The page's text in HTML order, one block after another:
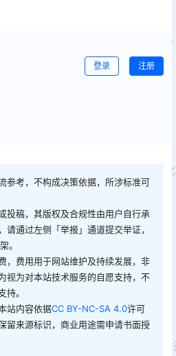
登录 注册
参考，不构成决策依据，所涉标准可
投稿，其版权及合规性由用户自行承
请通过左侧「举报」通道提交举证，
。
，费用用于网站维护及持续发展，非
视为对本站技术服务的自愿支持，不
持。
站内容依据CC BY-NC-SA 4.0许可
留来源标识，商业用途需申请书面授